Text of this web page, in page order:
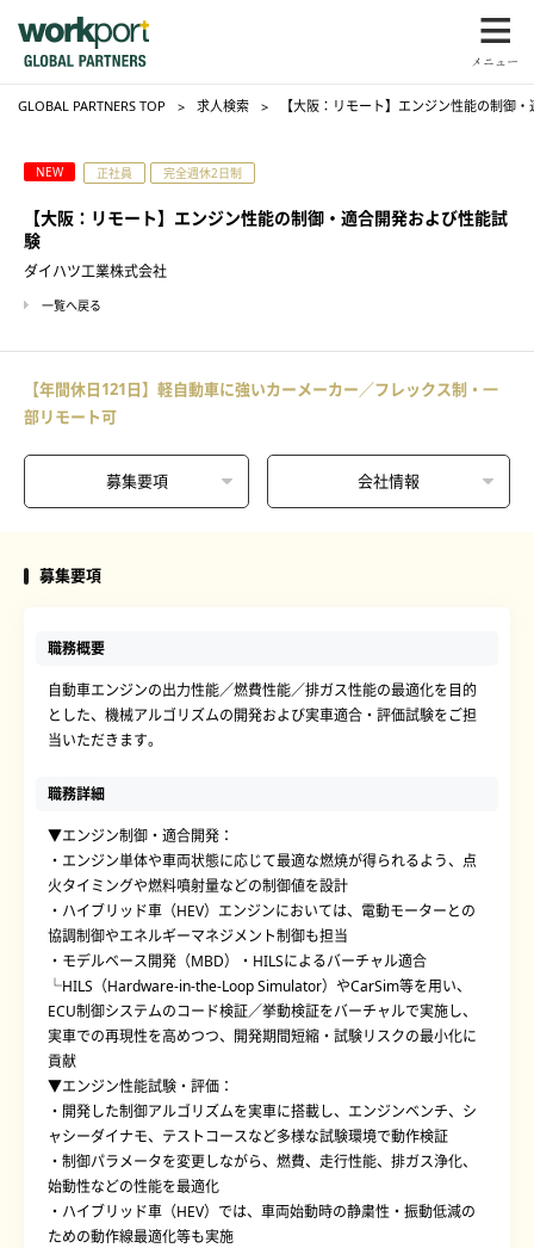
GLOBAL PARTNERS TOP 求人検索 【大阪：リモート】エンジン性能の制御
NEW 正社員 完全週休2日制
【大阪：リモート】エンジン性能の制御・適合開発および性能試
験
ダイハツ工業株式会社
一覧へ戻る
【年間休日121日】軽自動車に強いカーメーカー／フレックス制・一
部リモート可
募集要項 会社情報
募集要項
職務概要
自動車エンジンの出力性能／燃費性能／排ガス性能の最適化を目的
とした、機械アルゴリズムの開発および実車適合・評価試験をご担
当いただきます。
職務詳細
▼エンジン制御・適合開発：
・エンジン単体や車両状態に応じて最適な燃焼が得られるよう、点
火タイミングや燃料噴射量などの制御値を設計
・ハイブリッド車（HEV）エンジンにおいては、電動モーターとの
協調制御やエネルギーマネジメント制御も担当
・モデルベース開発（MBD）・HILSによるバーチャル適合
└HILS（Hardware-in-the-Loop Simulator）やCarSim等を用い、
ECU制御システムのコード検証／挙動検証をバーチャルで実施し、
実車での再現性を高めつつ、開発期間短縮・試験リスクの最小化に
貢献
▼エンジン性能試験・評価：
・開発した制御アルゴリズムを実車に搭載し、エンジンベンチ、シ
ャシーダイナモ、テストコースなど多様な試験環境で動作検証
・制御パラメータを変更しながら、燃費、走行性能、排ガス浄化、
始動性などの性能を最適化
・ハイブリッド車（HEV）では、車両始動時の静粛性・振動低減の
ための動作線最適化等も実施